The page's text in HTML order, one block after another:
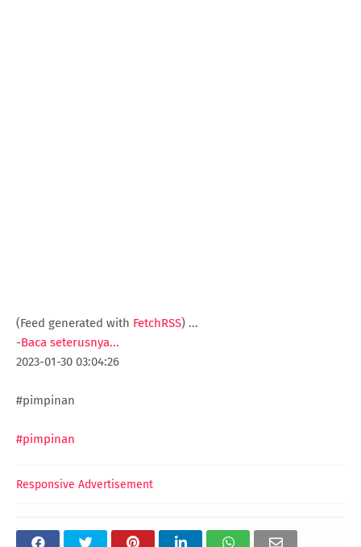
(Feed generated with FetchRSS) ...
-Baca seterusnya...
2023-01-30 03:04:26
#pimpinan
#pimpinan
Responsive Advertisement